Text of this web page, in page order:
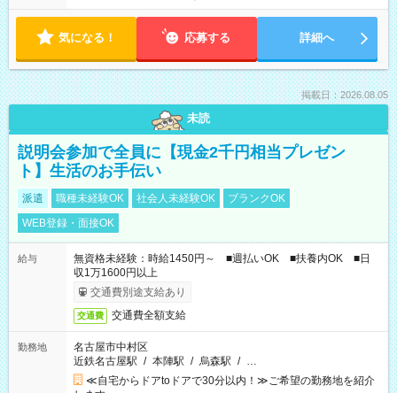
気になる！ 応募する 詳細へ
掲載日：2026.08.05
未読
説明会参加で全員に【現金2千円相当プレゼン
ト】生活のお手伝い
派遣 職種未経験OK 社会人未経験OK
ブランクOK
WEB登録・面接OK
給与
無資格未経験：時給1450円～ ■週払いOK ■扶養内OK ■日
収1万1600円以上
交通費別途支給あり
交通費 交通費全額支給
勤務地
名古屋市中村区
近鉄名古屋駅 / 本陣駅 / 烏森駅 / …
≪自宅からドアtoドアで30分以内！≫ご希望の勤務地を紹介